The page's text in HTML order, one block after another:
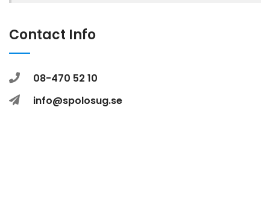
Contact Info
08-470 52 10
info@spolosug.se